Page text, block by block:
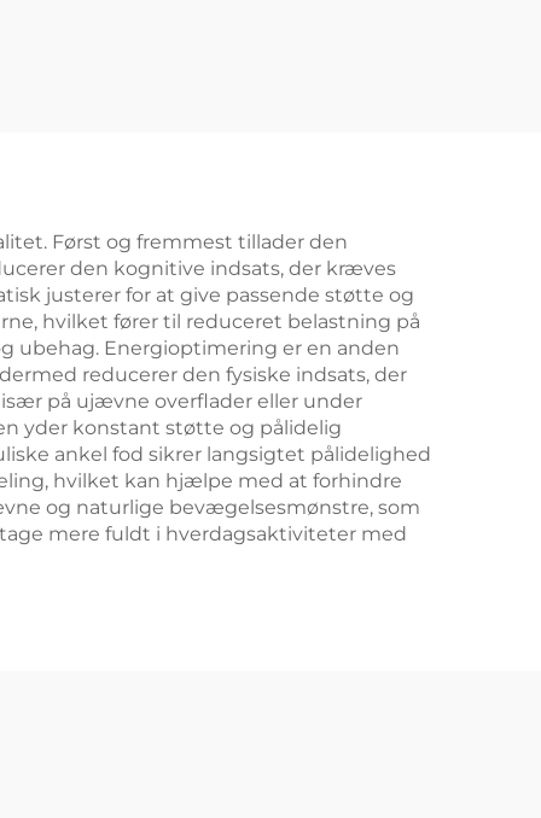
Først og fremmest tillader den
den kognitive indsats, der kræves
justerer for at give passende støtte og
hvilket fører til reduceret belastning på
ubehag. Energioptimering er en anden
reducerer den fysiske indsats, der
på ujævne overflader eller under
yder konstant støtte og pålidelig
ankel fod sikrer langsigtet pålidelighed
hvilket kan hjælpe med at forhindre
og naturlige bevægelsesmønstre, som
mere fuldt i hverdagsaktiviteter med